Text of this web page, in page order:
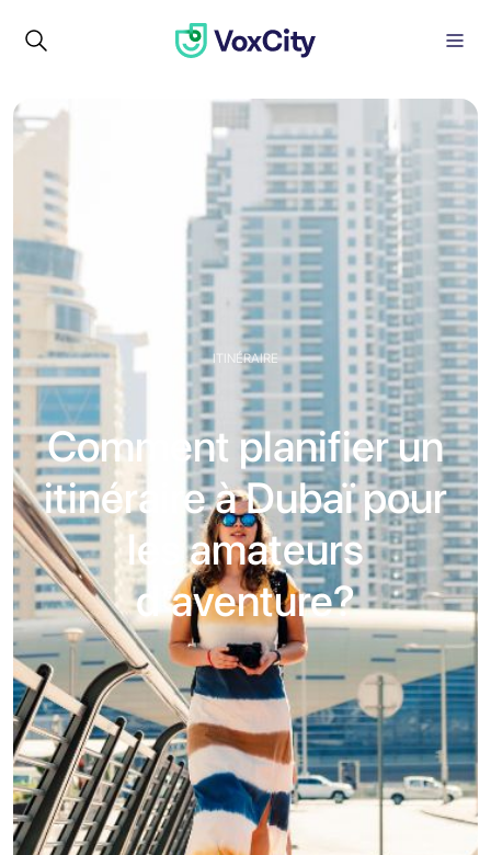
ITINÉRAIRE
Comment planifier un
itinéraire à Dubaï pour
les amateurs
d'aventure?